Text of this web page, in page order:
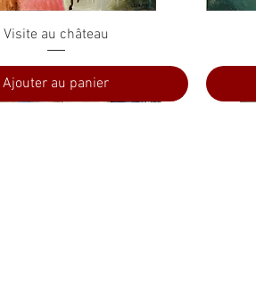
Aperçu rapide
Visite au château
Ajouter au panier